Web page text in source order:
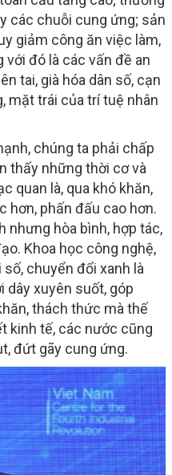
các chuỗi cung ứng; sản
giảm công ăn việc làm,
với đó là các vấn đề an
tai, già hóa dân số, cạn
mặt trái của trí tuệ nhân
chúng ta phải chấp
thấy những thời cơ và
quan là, qua khó khăn,
hơn, phấn đấu cao hơn.
nhưng hòa bình, hợp tác,
Khoa học công nghệ,
chuyển đổi xanh là
dây xuyên suốt, góp
thách thức mà thế
kinh tế, các nước cũng
đứt gãy cung ứng.